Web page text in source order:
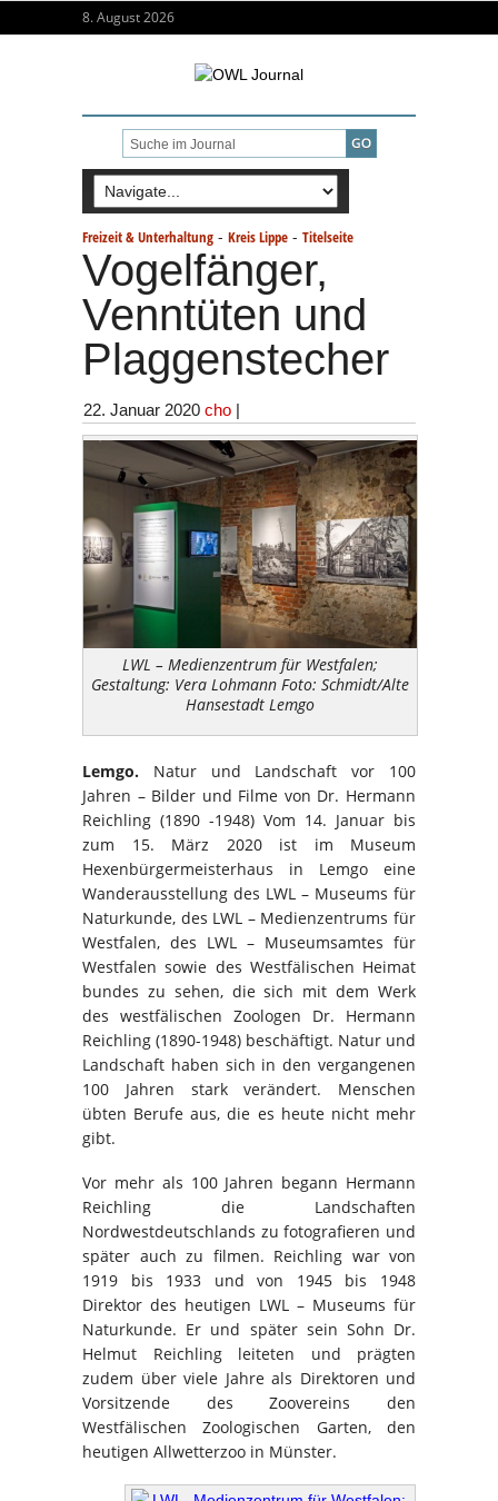
8. August 2026
Freizeit & Unterhaltung - Kreis Lippe - Titelseite
Vogelfänger,
Venntüten und
Plaggenstecher
22. Januar 2020 cho |
LWL – Medienzentrum für Westfalen;
Gestaltung: Vera Lohmann Foto: Schmidt/Alte
Hansestadt Lemgo
Lemgo. Natur und Landschaft vor 100
Jahren – Bilder und Filme von Dr. Hermann
Reichling (1890 -1948) Vom 14. Januar bis
zum 15. März 2020 ist im Museum
Hexenbürgermeisterhaus in Lemgo eine
Wanderausstellung des LWL – Museums für
Naturkunde, des LWL – Medienzentrums für
Westfalen, des LWL – Museumsamtes für
Westfalen sowie des Westfälischen Heimat
bundes zu sehen, die sich mit dem Werk
des westfälischen Zoologen Dr. Hermann
Reichling (1890-1948) beschäftigt. Natur und
Landschaft haben sich in den vergangenen
100 Jahren stark verändert. Menschen
übten Berufe aus, die es heute nicht mehr
gibt.
Vor mehr als 100 Jahren begann Hermann
Reichling die Landschaften
Nordwestdeutschlands zu fotografieren und
später auch zu filmen. Reichling war von
1919 bis 1933 und von 1945 bis 1948
Direktor des heutigen LWL – Museums für
Naturkunde. Er und später sein Sohn Dr.
Helmut Reichling leiteten und prägten
zudem über viele Jahre als Direktoren und
Vorsitzende des Zoovereins den
Westfälischen Zoologischen Garten, den
heutigen Allwetterzoo in Münster.